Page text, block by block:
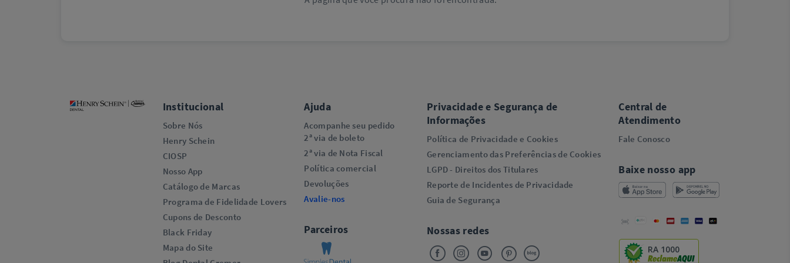
Institucional
Sobre Nós
Henry Schein
CIOSP
Nosso App
Catálogo de Marcas
Programa de Fidelidade Lovers​
Cupons de Desconto
Black Friday
Mapa do Site
Ajuda
Acompanhe seu pedido
2ª via de boleto
2ª via de Nota Fiscal
Política comercial
Devoluções
Avalie-nos
Parceiros
Privacidade e Segurança de
Informações
Política de Privacidade e Cookies
Gerenciamento das Preferências de Cookies
LGPD - Direitos dos Titulares
Reporte de Incidentes de Privacidade
Guia de Segurança
Nossas redes
Central de
Atendimento
Fale Conosco
Baixe nosso app
RA 1000